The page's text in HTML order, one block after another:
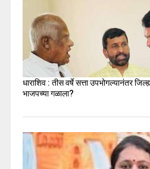
धाराशिव : तीस वर्षे सत्ता उपभोगल्यानंतर
भाजपच्या गळाला?